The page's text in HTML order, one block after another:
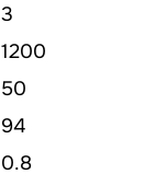
3
1200
50
94
0.8